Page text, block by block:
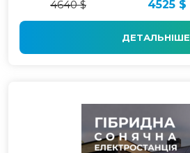
4640 $
4525 $
ДЕТАЛЬНІШЕ